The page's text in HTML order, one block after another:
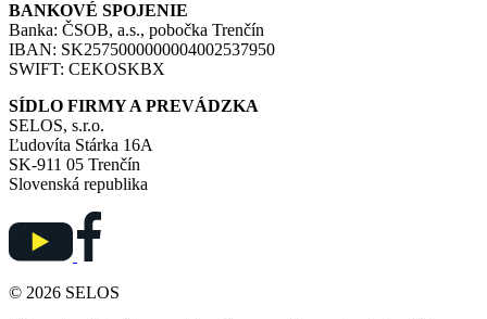
BANKOVÉ SPOJENIE
Banka: ČSOB, a.s., pobočka Trenčín
IBAN: SK2575000000004002537950
SWIFT: CEKOSKBX
SÍDLO FIRMY A PREVÁDZKA
SELOS, s.r.o.
Ľudovíta Stárka 16A
SK-911 05 Trenčín
Slovenská republika
© 2026 SELOS